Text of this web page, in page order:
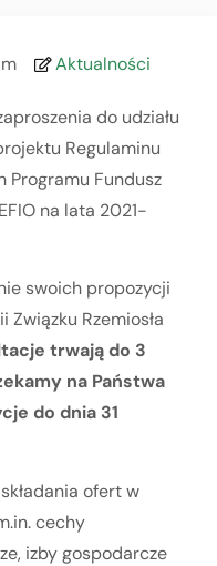
Aktualności
do udziału
Regulaminu
Programu Fundusz
na lata 2021-
swoich propozycji
Rzemiosła
trwają do 3
na Państwa
do dnia 31
ofert w
cechy
izby gospodarcze